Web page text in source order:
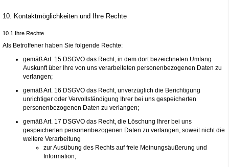
10. Kontaktmöglichkeiten und Ihre Rechte
10.1 Ihre Rechte
Als Betroffener haben Sie folgende Rechte:
gemäß Art. 15 DSGVO das Recht, in dem dort bezeichneten Umfang
Auskunft über Ihre von uns verarbeiteten personenbezogenen Daten zu
verlangen;
gemäß Art. 16 DSGVO das Recht, unverzüglich die Berichtigung
unrichtiger oder Vervollständigung Ihrer bei uns gespeicherten
personenbezogenen Daten zu verlangen;
gemäß Art. 17 DSGVO das Recht, die Löschung Ihrer bei uns
gespeicherten personenbezogenen Daten zu verlangen, soweit nicht die
weitere Verarbeitung
zur Ausübung des Rechts auf freie Meinungsäußerung und
Information;